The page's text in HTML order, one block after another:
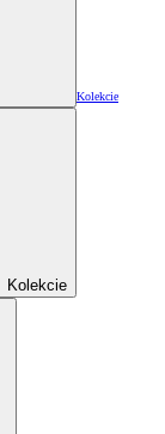
Kolekcie
Kolekcie